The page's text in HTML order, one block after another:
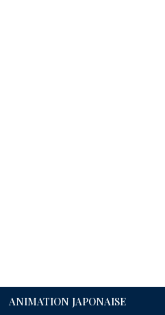
ANIMATION JAPONAISE